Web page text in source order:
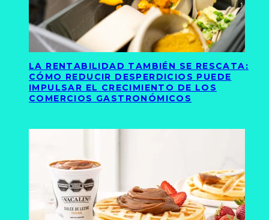
LA RENTABILIDAD TAMBIÉN SE RESCATA:
CÓMO REDUCIR DESPERDICIOS PUEDE
IMPULSAR EL CRECIMIENTO DE LOS
COMERCIOS GASTRONÓMICOS